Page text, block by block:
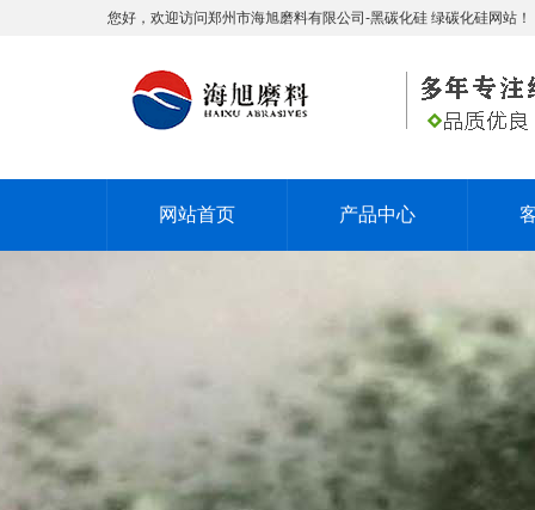
您好，欢迎访问郑州市海旭磨料有限公司-黑碳化硅 绿碳化硅网站！
网站首页 产品中心